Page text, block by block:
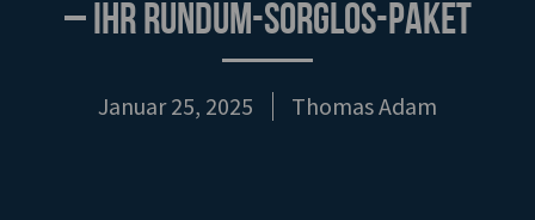
– Ihr Rundum-sorglos-Paket
Januar 25, 2025 Thomas Adam